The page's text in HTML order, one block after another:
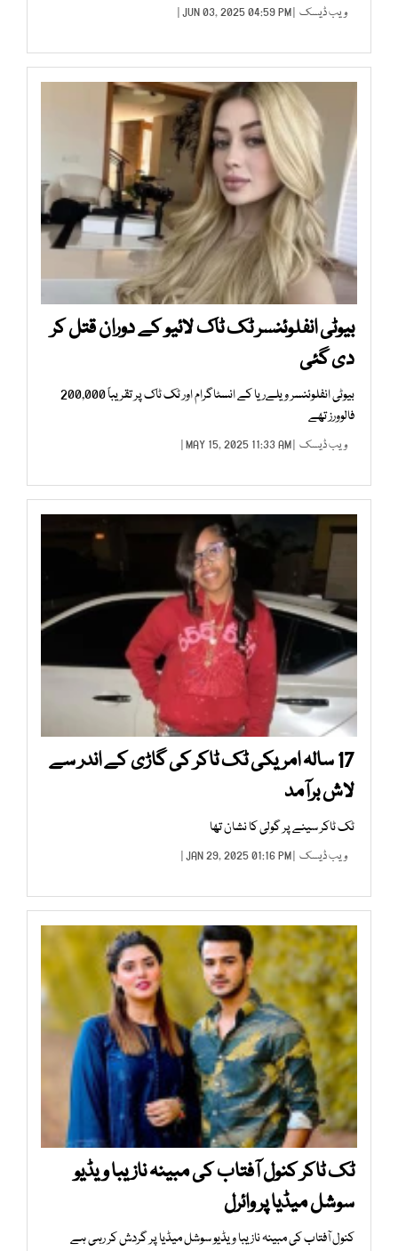
ویب ڈیسک | JUN 03, 2025 04:59 PM |
بیوٹی انفلوئنسر ٹک ٹاک لائیو کے دوران قتل کر
دی گئی
بیوٹی انفلوئنسر ویلےریا کے انسٹاگرام اور ٹک ٹاک پر تقریباً 200,000
فالوورز تھے
ویب ڈیسک | MAY 15, 2025 11:33 AM |
17 سالہ امریکی ٹک ٹاکر کی گاڑی کے اندر سے
لاش برآمد
ٹک ٹاکر سینے پر گولی کا نشان تھا
ویب ڈیسک | JAN 29, 2025 01:16 PM |
ٹک ٹاکر کنول آفتاب کی مبینہ نازیبا ویڈیو
سوشل میڈیا پر وائرل
کنول آفتاب کی مبینہ نازیبا ویڈیو سوشل میڈیا پر گردش کر رہی ہے